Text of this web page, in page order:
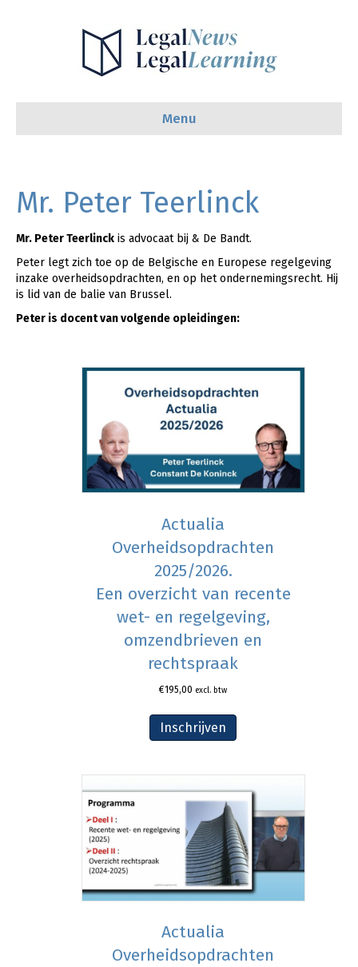
Menu
Mr. Peter Teerlinck
Mr. Peter Teerlinck is advocaat bij & De Bandt.
Peter legt zich toe op de Belgische en Europese regelgeving
inzake overheidsopdrachten, en op het ondernemingsrecht. Hij
is lid van de balie van Brussel.
Peter is docent van volgende opleidingen:
Actualia
Overheidsopdrachten
2025/2026.
Een overzicht van recente
wet- en regelgeving,
omzendbrieven en
rechtspraak
€195,00 excl. btw
Inschrijven
Actualia
Overheidsopdrachten